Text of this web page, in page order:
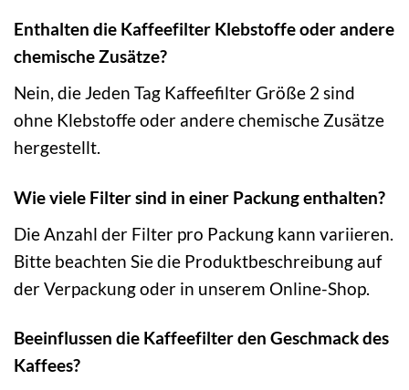
Enthalten die Kaffeefilter Klebstoffe oder andere
chemische Zusätze?
Nein, die Jeden Tag Kaffeefilter Größe 2 sind
ohne Klebstoffe oder andere chemische Zusätze
hergestellt.
Wie viele Filter sind in einer Packung enthalten?
Die Anzahl der Filter pro Packung kann variieren.
Bitte beachten Sie die Produktbeschreibung auf
der Verpackung oder in unserem Online-Shop.
Beeinflussen die Kaffeefilter den Geschmack des
Kaffees?